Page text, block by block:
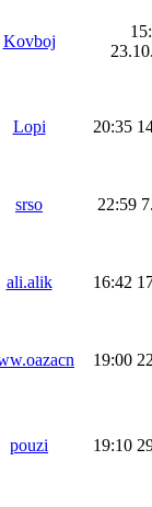
Kovboj
Lopi 20:35
srso 22:59
ali.alik 16:42
19:00
pouzi 19:10